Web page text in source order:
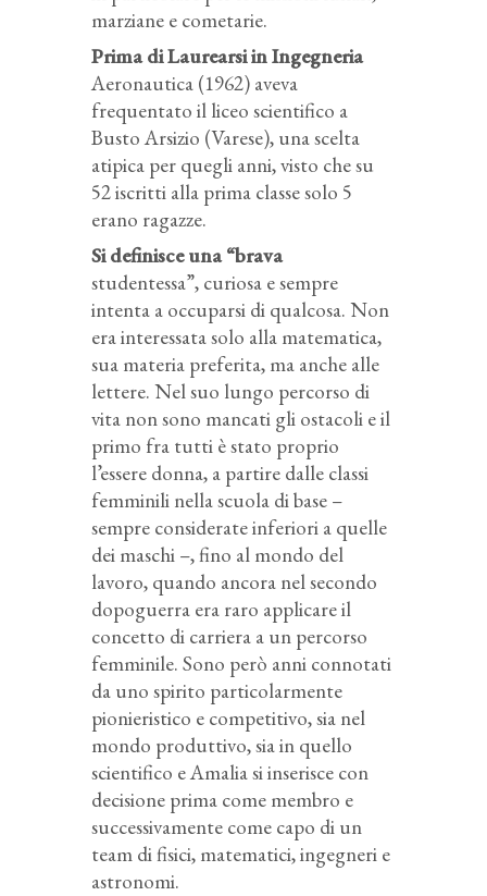
marziane e cometarie.
Prima di Laurearsi in Ingegneria
Aeronautica (1962) aveva
frequentato il liceo scientifico a
Busto Arsizio (Varese), una scelta
atipica per quegli anni, visto che su
52 iscritti alla prima classe solo 5
erano ragazze.
Si definisce una “brava
studentessa”, curiosa e sempre
intenta a occuparsi di qualcosa. Non
era interessata solo alla matematica,
sua materia preferita, ma anche alle
lettere. Nel suo lungo percorso di
vita non sono mancati gli ostacoli e il
primo fra tutti è stato proprio
l’essere donna, a partire dalle classi
femminili nella scuola di base –
sempre considerate inferiori a quelle
dei maschi –, fino al mondo del
lavoro, quando ancora nel secondo
dopoguerra era raro applicare il
concetto di carriera a un percorso
femminile. Sono però anni connotati
da uno spirito particolarmente
pionieristico e competitivo, sia nel
mondo produttivo, sia in quello
scientifico e Amalia si inserisce con
decisione prima come membro e
successivamente come capo di un
team di fisici, matematici, ingegneri e
astronomi.